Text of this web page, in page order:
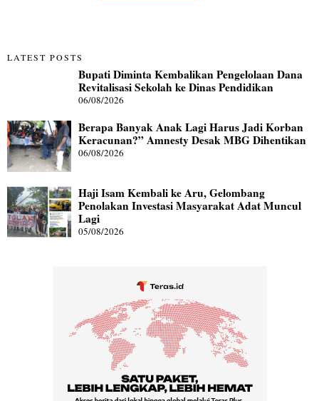
LATEST POSTS
Bupati Diminta Kembalikan Pengelolaan Dana
Revitalisasi Sekolah ke Dinas Pendidikan
06/08/2026
Berapa Banyak Anak Lagi Harus Jadi Korban
Keracunan?” Amnesty Desak MBG Dihentikan
06/08/2026
Haji Isam Kembali ke Aru, Gelombang
Penolakan Investasi Masyarakat Adat Muncul
Lagi
05/08/2026